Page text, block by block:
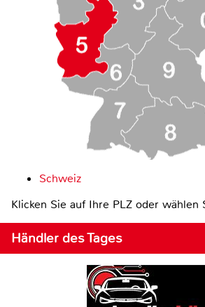
Schweiz
Klicken Sie auf Ihre PLZ oder wählen
Händler des Tages